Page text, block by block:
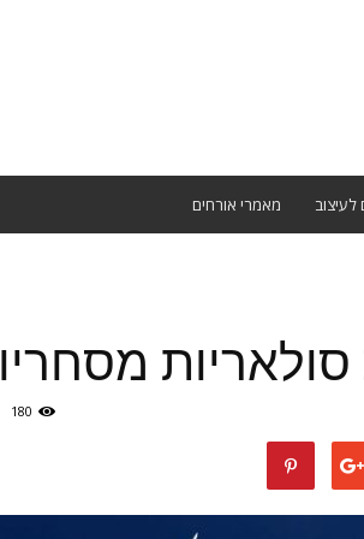
לעיצוב מאמרי אורחים
180